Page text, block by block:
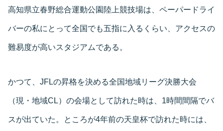
高知県立春野総合運動公園陸上競技場は、ペーパードライ
バーの私にとって全国でも五指に入るくらい、アクセスの
難易度が高いスタジアムである。
かつて、JFLの昇格を決める全国地域リーグ決勝大会
（現・地域CL）の会場として訪れた時は、1時間間隔でバ
スが出ていた。ところが4年前の天皇杯で訪れた時には、